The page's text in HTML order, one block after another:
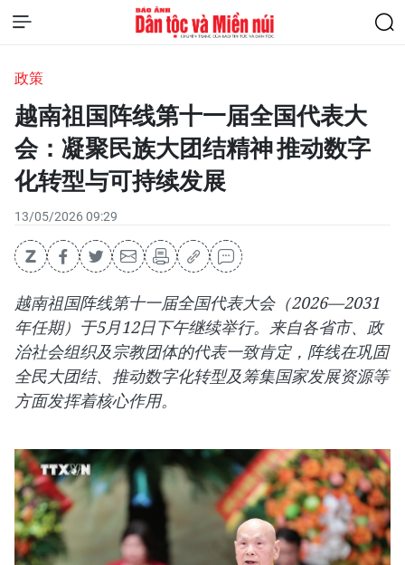
政策
越南祖国阵线第十一届全国代表大
会：凝聚民族大团结精神 推动数字
化转型与可持续发展
13/05/2026 09:29
越南祖国阵线第十一届全国代表大会（2026—2031
年任期）于5月12日下午继续举行。来自各省市、政
治社会组织及宗教团体的代表一致肯定，阵线在巩固
全民大团结、推动数字化转型及筹集国家发展资源等
方面发挥着核心作用。